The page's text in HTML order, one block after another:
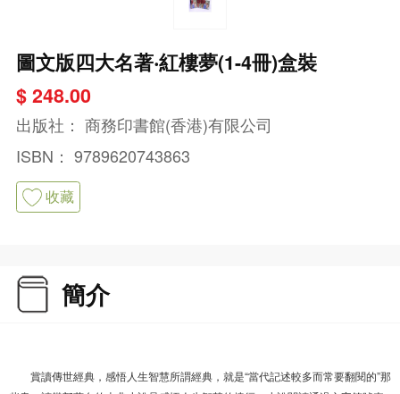
圖文版四大名著‧紅樓夢(1-4冊)盒裝
$ 248.00
出版社： 商務印書館(香港)有限公司
ISBN： 9789620743863
收藏
簡介
賞讀傳世經典，感悟人生智慧所謂經典，就是“當代記述較多而常要翻閱的”那